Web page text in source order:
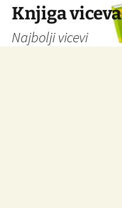
Knjiga viceva
Najbolji vicevi